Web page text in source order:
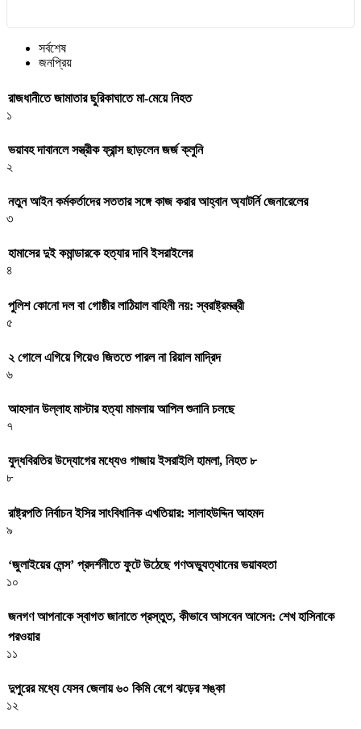
সর্বশেষ
জনপ্রিয়
রাজধানীতে জামাতার ছুরিকাঘাতে মা-মেয়ে নিহত
১
ভয়াবহ দাবানলে সস্ত্রীক ফ্রান্স ছাড়লেন জর্জ ক্লুনি
২
নতুন আইন কর্মকর্তাদের সততার সঙ্গে কাজ করার আহ্বান অ্যাটর্নি জেনারেলের
৩
হামাসের দুই কমান্ডারকে হত্যার দাবি ইসরাইলের
৪
পুলিশ কোনো দল বা গোষ্ঠীর লাঠিয়াল বাহিনী নয়: স্বরাষ্ট্রমন্ত্রী
৫
২ গোলে এগিয়ে গিয়েও জিততে পারল না রিয়াল মাদ্রিদ
৬
আহসান উল্লাহ মাস্টার হত্যা মামলায় আপিল শুনানি চলছে
৭
যুদ্ধবিরতির উদ্যোগের মধ্যেও গাজায় ইসরাইলি হামলা, নিহত ৮
৮
রাষ্ট্রপতি নির্বাচন ইসির সাংবিধানিক এখতিয়ার: সালাহউদ্দিন আহমদ
৯
‘জুলাইয়ের লেন্স’ প্রদর্শনীতে ফুটে উঠেছে গণঅভ্যুত্থানের ভয়াবহতা
১০
জনগণ আপনাকে স্বাগত জানাতে প্রস্তুত, কীভাবে আসবেন আসেন: শেখ হাসিনাকে
পরওয়ার
১১
দুপুরের মধ্যে যেসব জেলায় ৬০ কিমি বেগে ঝড়ের শঙ্কা
১২